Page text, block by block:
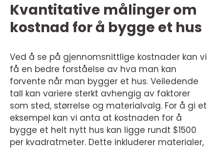
Kvantitative målinger om
kostnad for å bygge et hus
Ved å se på gjennomsnittlige kostnader kan vi
få en bedre forståelse av hva man kan
forvente når man bygger et hus. Veiledende
tall kan variere sterkt avhengig av faktorer
som sted, størrelse og materialvalg. For å gi et
eksempel kan vi anta at kostnaden for å
bygge et helt nytt hus kan ligge rundt $1500
per kvadratmeter. Dette inkluderer materialer,